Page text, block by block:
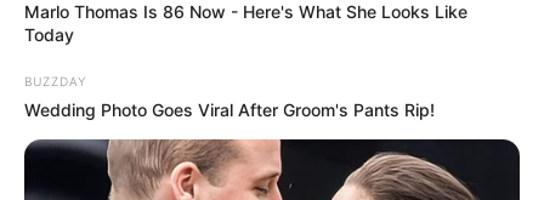
Marlo Thomas Is 86 Now - Here's What She Looks Like
Today
BUZZDAY
Wedding Photo Goes Viral After Groom's Pants Rip!